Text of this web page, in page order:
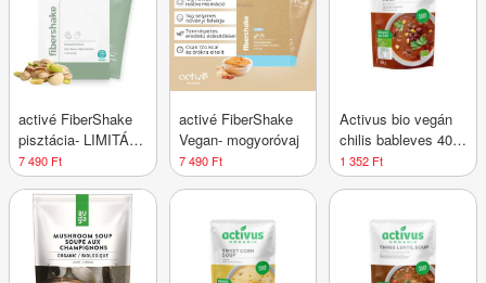
activé FiberShake
pisztácia- LIMITÁLT
KIADÁS
7 490 Ft
activé FiberShake
Vegan- mogyoróvaj
7 490 Ft
Activus bio vegán
chilis bableves 400
g1 352 Ft